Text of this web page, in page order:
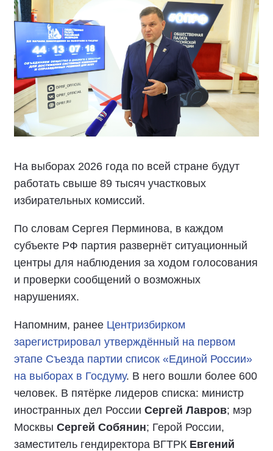
На выборах 2026 года по всей стране будут
работать свыше 89 тысяч участковых
избирательных комиссий.
По словам Сергея Перминова, в каждом
субъекте РФ партия развернёт ситуационный
центры для наблюдения за ходом голосования
и проверки сообщений о возможных
нарушениях.
Напомним, ранее Центризбирком
зарегистрировал утверждённый на первом
этапе Съезда партии список «Единой России»
на выборах в Госдуму. В него вошли более 600
человек. В пятёрке лидеров списка: министр
иностранных дел России Сергей Лавров; мэр
Москвы Сергей Собянин; Герой России,
заместитель гендиректора ВГТРК Евгений